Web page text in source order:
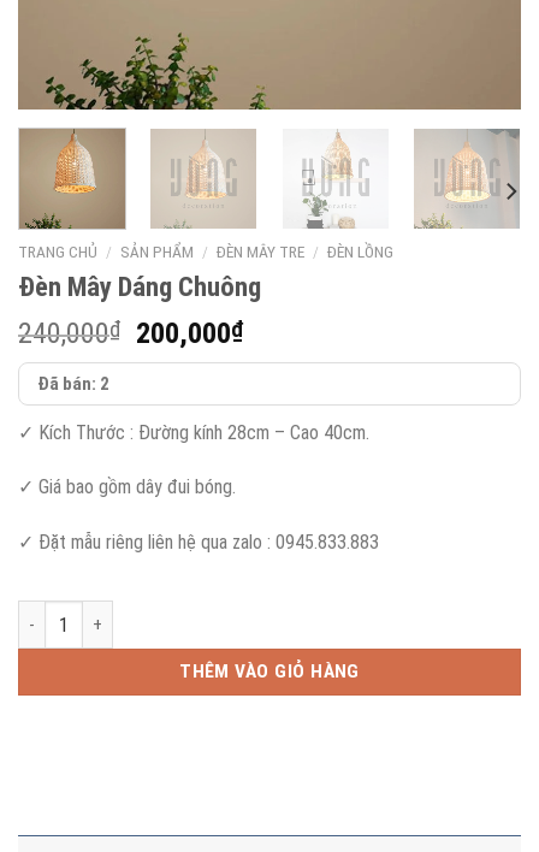
TRANG CHỦ / SẢN PHẨM / ĐÈN MÂY TRE / ĐÈN LỒNG
Đèn Mây Dáng Chuông
240,000₫
Giá
gốc
240,000₫.
200,000₫Giá
hiện
là:
200,000₫.
Đã bán: 2
✓ Kích Thước : Đường kính 28cm – Cao 40cm.
✓ Giá bao gồm dây đui bóng.
✓ Đặt mẫu riêng liên hệ qua zalo : 0945.833.883
Đèn Mây Dáng Chuông số lượng
THÊM VÀO GIỎ HÀNG